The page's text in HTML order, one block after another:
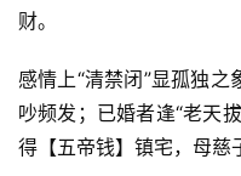
财。
感情上“清禁闭”显孤独
吵频发；已婚者逢“老天
得【五帝钱】镇宅，母慈